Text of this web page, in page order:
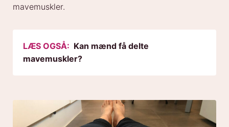
mavemuskler.
LÆS OGSÅ: Kan mænd få delte
mavemuskler?